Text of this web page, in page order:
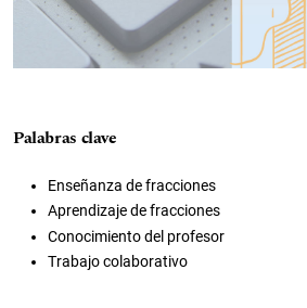
Palabras clave
Enseñanza de fracciones
Aprendizaje de fracciones
Conocimiento del profesor
Trabajo colaborativo